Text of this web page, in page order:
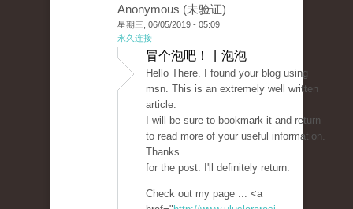
Anonymous (未验证)
星期三, 06/05/2019 - 05:09
永久连接
冒个泡吧！ | 泡泡
Hello There. I found your blog using
msn. This is an extremely well written
article.
I will be sure to bookmark it and return
to read more of your useful information.
Thanks
for the post. I'll definitely return.
Check out my page ... <a